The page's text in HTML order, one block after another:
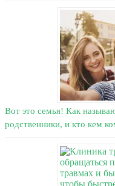
Вот это семья! Как
родственники, и кто кем